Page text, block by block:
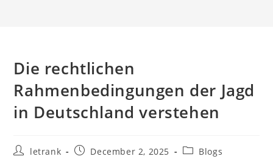
Die rechtlichen
Rahmenbedingungen der Jagd
in Deutschland verstehen
Postletrank
PostDecember 2, 2025
PostBlogs